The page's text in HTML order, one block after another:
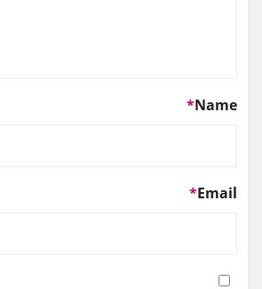
Name
*
Email
*